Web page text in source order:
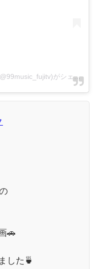
【公式】週刊ナイナイミュージック(@99music_fujitv)がシェアした投稿
🚗
した🍵